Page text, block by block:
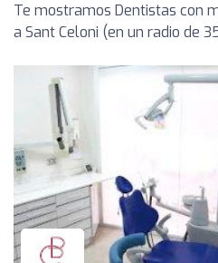
Te mostramos Dentistas con
a Sant Celoni (en un radio de